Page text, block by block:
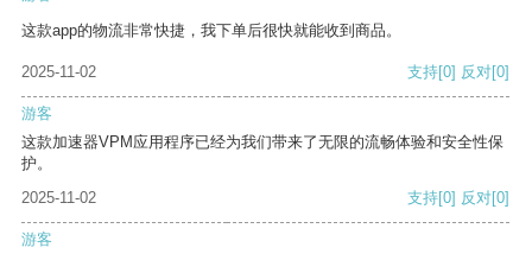
这款app的物流非常快捷，我下单后很快就能收到商品。
2025-11-02 支持[0] 反对[0]
游客
这款加速器VPM应用程序已经为我们带来了无限的流畅体验和安全性保
护。
2025-11-02
支持[0] 反对[0]
游客